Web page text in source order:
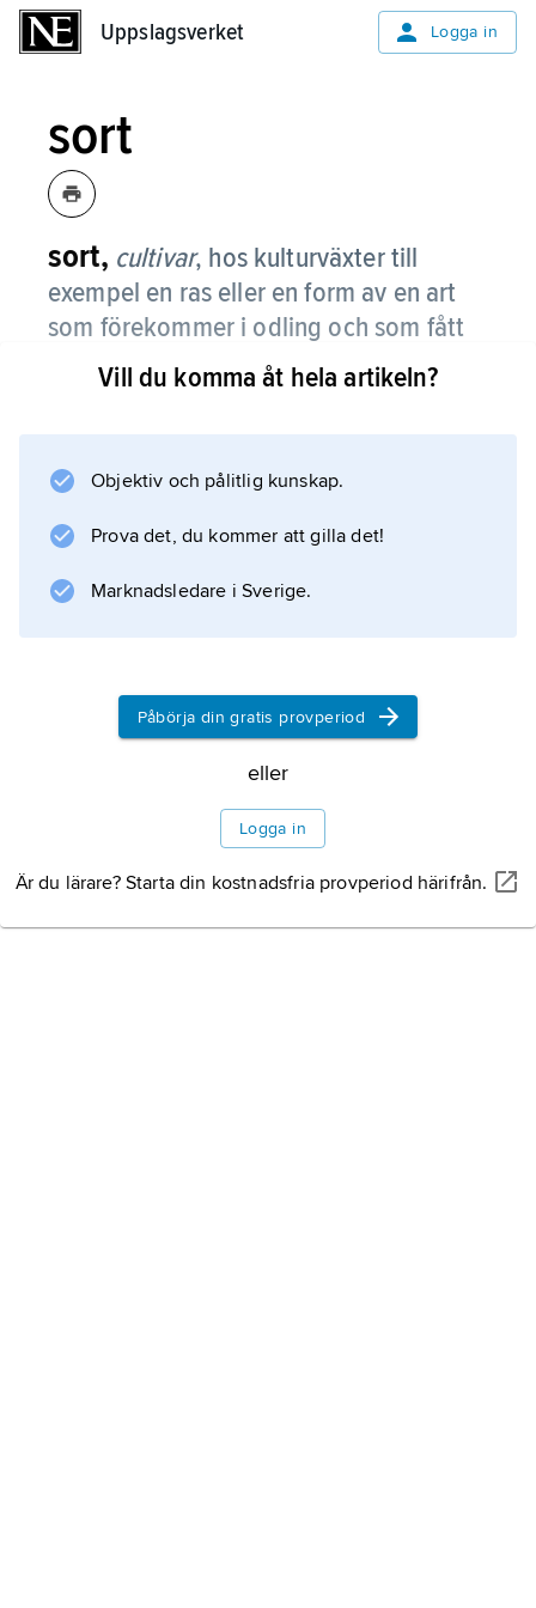
Uppslagsverket Logga in
sort
sort, cultivar, hos kulturväxter till
exempel en ras eller en form av en art
som förekommer i odling och som fått
särskilt sortnamn; namnet anges
vanligen efter artens vetenskapliga
citationstecken, till exempel
petuniasortenPetunia axillaris
Magic’.
Många växter i odling har ett ibland stort antal
sortgrupper. Hos till exempel rosor och dahlior
Vill du komma åt hela artikeln?
Objektiv och pålitlig kunskap.
Prova det, du kommer att gilla det!
Marknadsledare i Sverige.
Påbörja din gratis provperiod
eller
Logga in
Är du lärare? Starta din kostnadsfria provperiod härifrån.